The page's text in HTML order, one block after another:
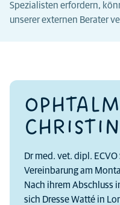
Spezialisten erfordern,
unserer externen Berater
Dr med. vet. dipl.
Vereinbarung am
Nach ihrem Abschluss
sich Dresse Watté in